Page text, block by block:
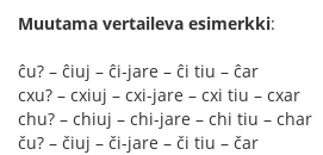
Muutama vertaileva esimerkki:
ĉu? – ĉiuj – ĉi-jare – ĉi tiu – ĉar
cxu? – cxiuj – cxi-jare – cxi tiu – cxar
chu? – chiuj – chi-jare – chi tiu – char
ču? – čiuj – či-jare – či tiu – čar